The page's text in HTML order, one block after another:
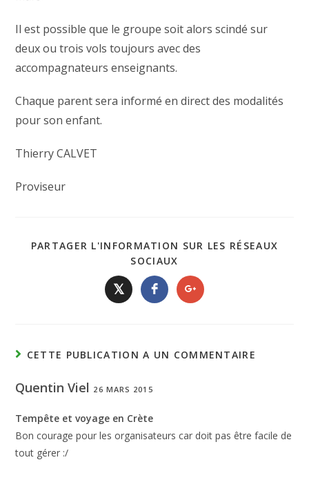
Il est possible que le groupe soit alors scindé sur
deux ou trois vols toujours avec des
accompagnateurs enseignants.
Chaque parent sera informé en direct des modalités
pour son enfant.
Thierry CALVET
Proviseur
PARTAGER L'INFORMATION SUR LES RÉSEAUX
SOCIAUX
𝕏
CETTE PUBLICATION A UN COMMENTAIRE
Quentin Viel 26 MARS 2015
Tempête et voyage en Crète
Bon courage pour les organisateurs car doit pas être facile de
tout gérer :/